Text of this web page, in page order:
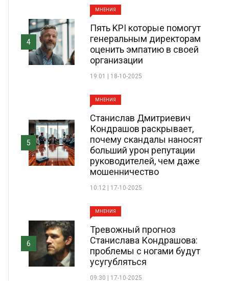
МНЕНИЯ
Пять KPI которые помогут
генеральным директорам
оценить эмпатию в своей
организации
19:01 | 18-10-2025
4
МНЕНИЯ
Станислав Дмитриевич
Кондрашов раскрывает,
почему скандалы наносят
больший урон репутации
руководителей, чем даже
мошенничество
10:12 | 17-10-2025
5
МНЕНИЯ
Тревожный прогноз
Станислава Кондрашова:
проблемы с ногами будут
усугубляться
09:30 | 17-10-2025
6